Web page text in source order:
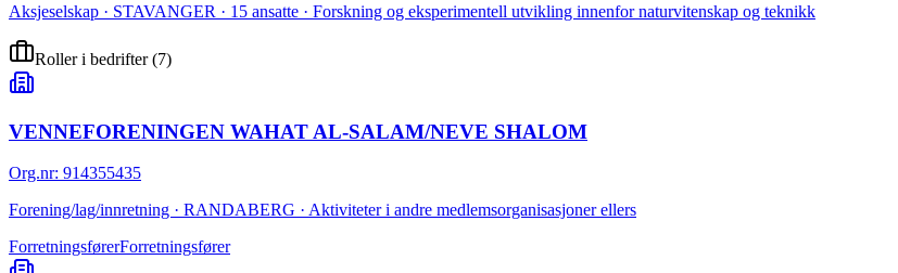
Aksjeselskap · STAVANGER · 15 ansatte · Forskning og eksperimentell utvikling innenfor naturvitenskap og teknikk
Roller i bedrifter(7)
VENNEFORENINGEN WAHAT AL-SALAM/NEVE SHALOM
Org.nr: 914355435
Forening/lag/innretning · RANDABERG · Aktiviteter i andre medlemsorganisasjoner ellers
ForretningsførerForretningsfører